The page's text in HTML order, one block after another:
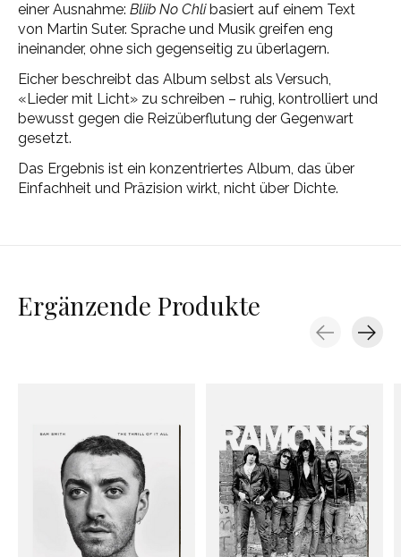
einer Ausnahme: Bliib No Chlibasiert auf einem Text
von Martin Suter. Sprache und Musik greifen eng
ineinander, ohne sich gegenseitig zu überlagern.
Eicher beschreibt das Album selbst als Versuch,
«Lieder mit Licht» zu schreiben – ruhig, kontrolliert und
bewusst gegen die Reizüberflutung der Gegenwart
gesetzt.
Das Ergebnis ist ein konzentriertes Album, das über
Einfachheit und Präzision wirkt, nicht über Dichte.
Ergänzende Produkte